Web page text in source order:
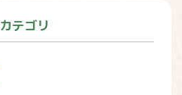
カテゴリ